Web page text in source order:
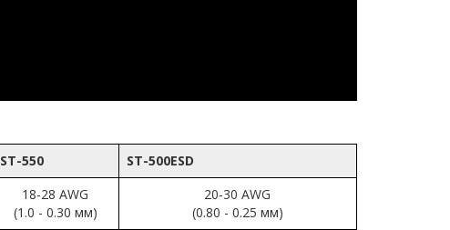
ST-550
ST-500ESD
18-28 AWG
(1.0 - 0.30 мм)
20-30 AWG
(0.80 - 0.25 мм)